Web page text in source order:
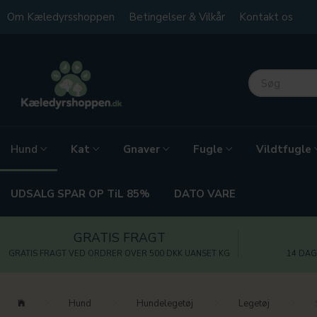
Om Kæledyrsshoppen Betingelser & Vilkår Kontakt os
Hund Kat Gnaver Fugle Vildtfugle
UDSALG SPAR OP TiL 85% DATO VARE
GRATIS FRAGT
GRATIS FRAGT VED ORDRER OVER 500 DKK UANSET KG 14
Hund Hundelegetøj Legetøj